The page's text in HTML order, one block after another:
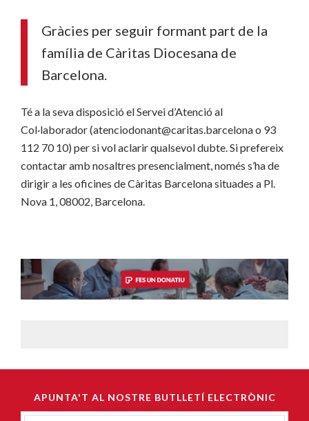
Gràcies per seguir formant part de la
família de Càritas Diocesana de
Barcelona.
Té a la seva disposició el Servei d’Atenció al
Col·laborador (atenciodonant@caritas.barcelona o 93
112 70 10) per si vol aclarir qualsevol dubte. Si prefereix
contactar amb nosaltres presencialment, només s’ha de
dirigir a les oficines de Càritas Barcelona situades a Pl.
Nova 1, 08002, Barcelona.
APUNTA'T AL NOSTRE BUTLLETÍ ELECTRÒNIC